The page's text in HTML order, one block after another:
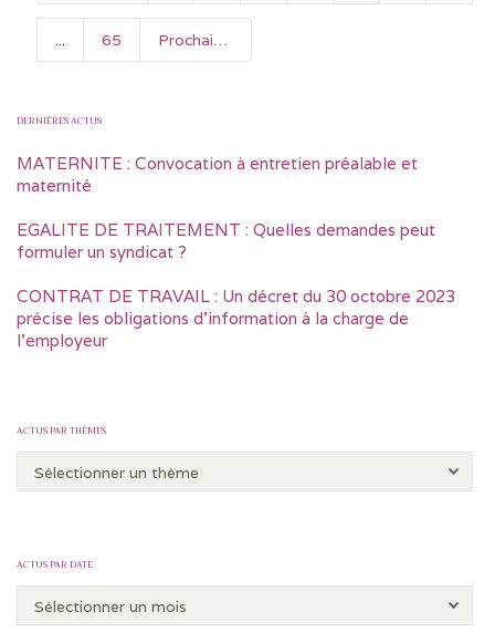
65
DERNIÈRES ACTUS
MATERNITE : Convocation à entretien préalable et
maternité
EGALITE DE TRAITEMENT : Quelles demandes peut
formuler un syndicat ?
CONTRAT DE TRAVAIL : Un décret du 30 octobre 2023
précise les obligations d’information à la charge de
l’employeur
ACTUS PAR THÈMES
ACTUS PAR DATE